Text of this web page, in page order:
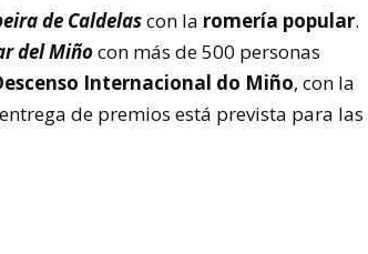
de Caldelascon la romería popular.
del Miñocon más de 500 personas
Internacional do Miño, con la
de premios está prevista para las